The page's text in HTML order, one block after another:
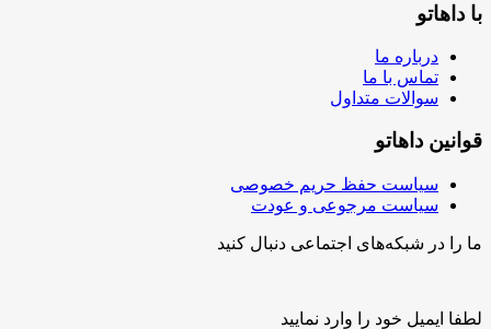
با داهاتو
درباره ما
تماس با ما
سوالات متداول
قوانین داهاتو
سیاست حفظ حریم خصوصی
سیاست مرجوعی و عودت
ما را در شبکه‌های اجتماعی دنبال کنید
لطفا ایمیل خود را وارد نمایید